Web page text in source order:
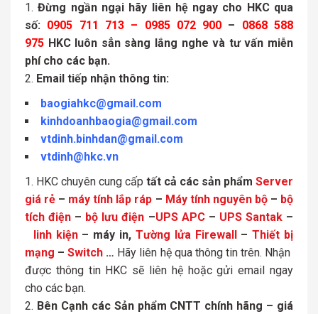
Đừng ngần ngại hãy liên hệ ngay cho HKC qua
số: 0905 711 713 – 0985 072 900 – 0868 588
975 HKC luôn sẳn sàng lắng nghe và tư vấn miễn
phí cho các bạn.
Email tiếp nhận thông tin:
baogiahkc@gmail.com
kinhdoanhbaogia@gmail.com
vtdinh.binhdan@gmail.com
vtdinh@hkc.vn
HKC chuyên cung cấp tất cả các sản phẩm Server
giá rẻ – máy tính lắp ráp – Máy tính nguyên bộ– bộ
tích điện – bộ lưu điện –UPS APC– UPS Santak–
linh kiện– máy in, Tường lửa Firewall–Thiết bị
mạng –Switch … Hãy liên hệ qua thông tin trên. Nhận
được thông tin HKC sẽ liên hệ hoặc gửi email ngay
cho các bạn.
Bên Cạnh các Sản phẩm CNTT chính hãng – giá